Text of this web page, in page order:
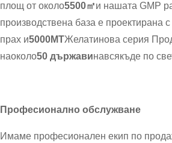
площ от около5500㎡и нашата GMP
производствена база е проектирана
прах и5000MTЖелатинова серия
наоколо50 държавинавсякъде по
Професионално обслужване
Имаме професионален екип по